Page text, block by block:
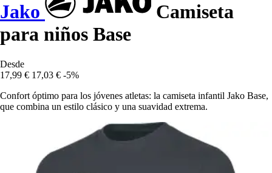
Jako
Camiseta
para niños Base
Desde
17,99 € 17,03 € -5%
Confort óptimo para los jóvenes atletas: la camiseta infantil Jako Base,
que combina un estilo clásico y una suavidad extrema.